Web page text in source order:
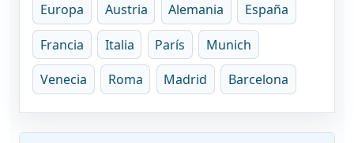
Europa
Austria Alemania España
Francia Italia París Munich
Venecia Roma Madrid Barcelona